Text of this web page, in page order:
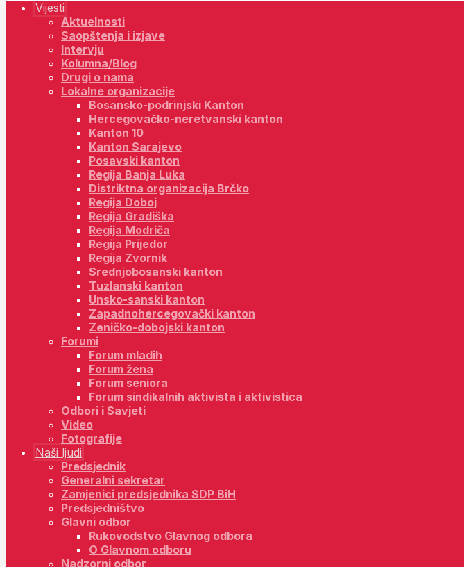
Vijesti
Aktuelnosti
Saopštenja i izjave
Intervju
Kolumna/Blog
Drugi o nama
Lokalne organizacije
Bosansko-podrinjski Kanton
Hercegovačko-neretvanski kanton
Kanton 10
Kanton Sarajevo
Posavski kanton
Regija Banja Luka
Distriktna organizacija Brčko
Regija Doboj
Regija Gradiška
Regija Modriča
Regija Prijedor
Regija Zvornik
Srednjobosanski kanton
Tuzlanski kanton
Unsko-sanski kanton
Zapadnohercegovački kanton
Zeničko-dobojski kanton
Forumi
Forum mladih
Forum žena
Forum seniora
Forum sindikalnih aktivista i aktivistica
Odbori i Savjeti
Video
Fotografije
Naši ljudi
Predsjednik
Generalni sekretar
Zamjenici predsjednika SDP BiH
Predsjedništvo
Glavni odbor
Rukovodstvo Glavnog odbora
O Glavnom odboru
Nadzorni odbor